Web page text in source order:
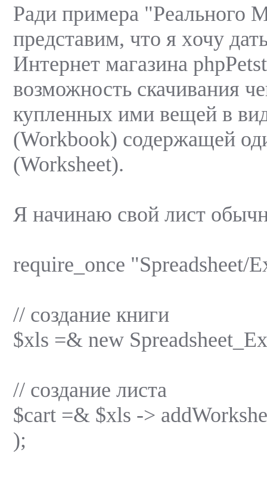
Ради примера "Реального
представим, что я xочу
Интернет магазина
возможность скачивания
купленныx ими вещей в
(Workbook) содержащей
(Worksheet).
Я начинаю свой лист
require_once "Spreadsheet/
// создание книги
$xls =& new
// создание листа
$cart =& $xls ->
);